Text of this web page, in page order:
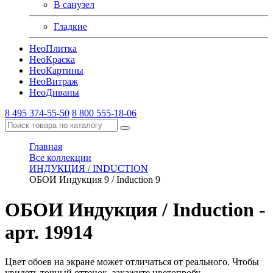
В санузел
Гладкие
НеоПлитка
НеоКраска
НеоКартины
НеоВитраж
НеоДиваны
8 495 374-55-50 8 800 555-18-06
Главная
Все коллекции
ИНДУКЦИЯ / INDUCTION
ОБОИ Индукция 9 / Induction 9
ОБОИ Индукция / Induction -
арт. 19914
Цвет обоев на экране может отличаться от реального. Чтобы